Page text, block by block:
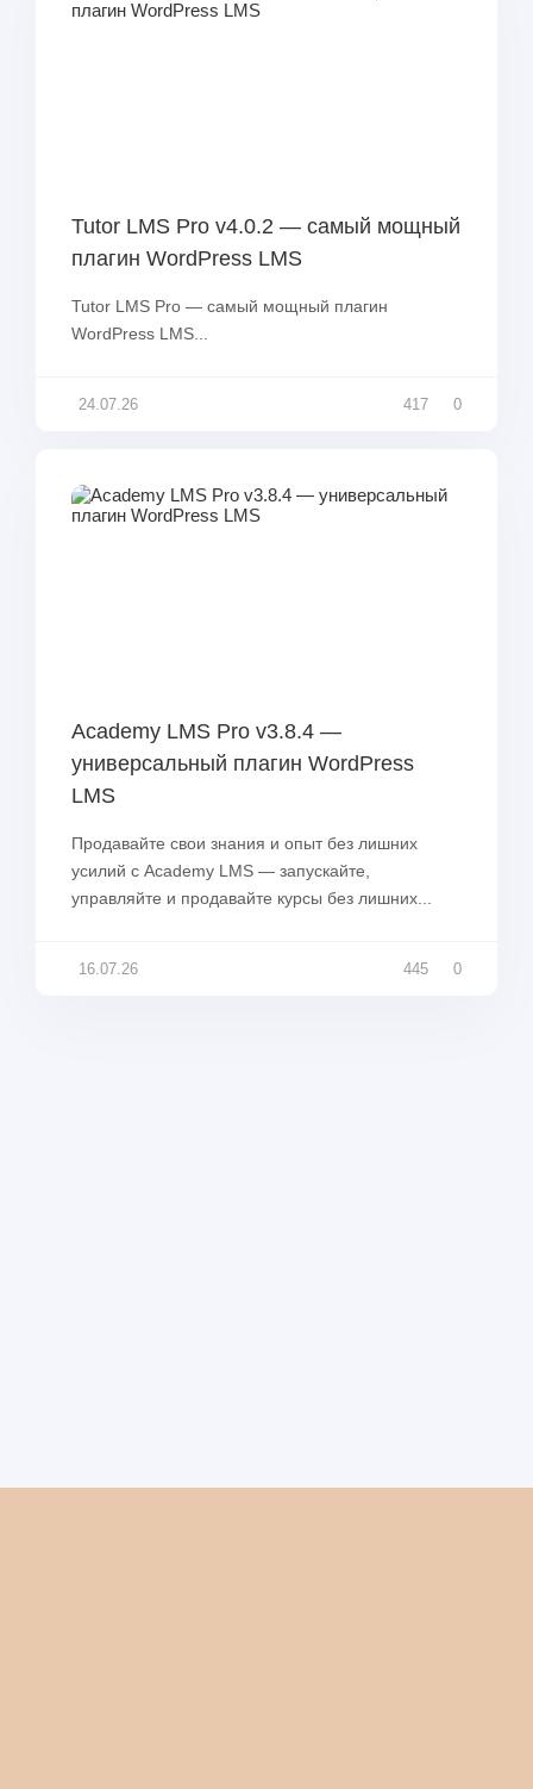
Tutor LMS Pro v4.0.2 — самый мощный
плагин WordPress LMS
Tutor LMS Pro — самый мощный плагин
WordPress LMS...
24.07.26 417 0
Academy LMS Pro v3.8.4 —
универсальный плагин WordPress
LMS
Продавайте свои знания и опыт без лишних
усилий с Academy LMS — запускайте,
управляйте и продавайте курсы без лишних...
16.07.26 445 0